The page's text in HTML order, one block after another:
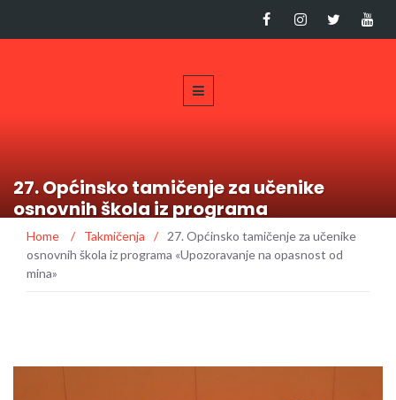
27. Općinsko tamičenje za učenike
osnovnih škola iz programa
«Upozoravanje na opasnost od mina»
Home / Takmičenja /
27. Općinsko tamičenje za učenike
osnovnih škola iz programa «Upozoravanje na opasnost od
mina»